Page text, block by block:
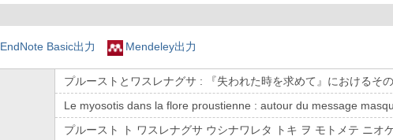
EndNote Basic出力 Mendeley出力
プルーストとワスレナグサ : 『失われた時を求めて』におけるそ
Le myosotis dans la flore proustienne : autour du message
プルースト ト ワスレナグサ ウシナワレタ トキ ヲ モトメテ ニオ